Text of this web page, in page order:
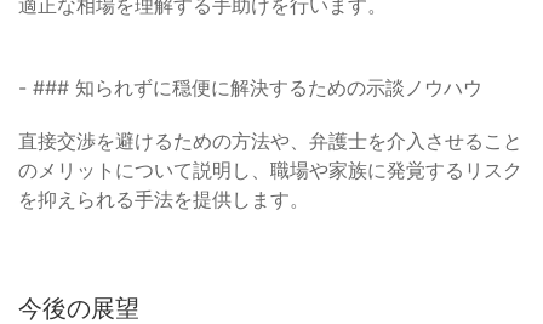
- ### 知られずに穏便に解決するための示談ノウハウ
直接交渉を避けるための方法や、弁護士を介入させること
のメリットについて説明し、職場や家族に発覚するリスク
を抑えられる手法を提供します。
今後の展望